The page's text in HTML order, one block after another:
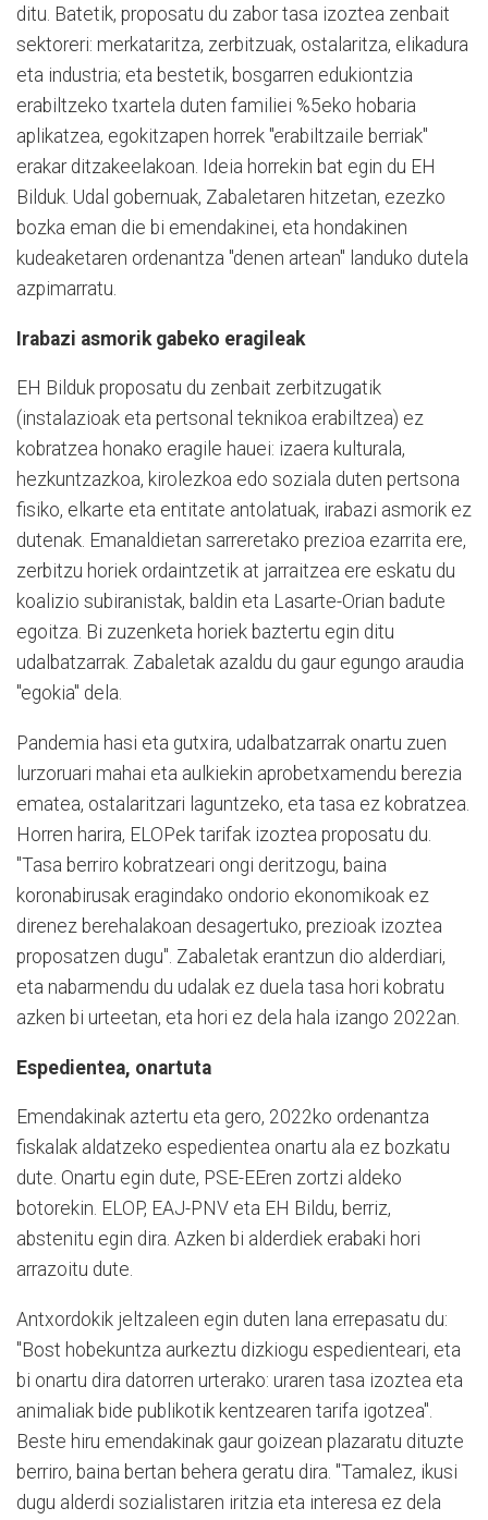
ditu. Batetik, proposatu du zabor tasa izoztea zenbait
sektoreri: merkataritza, zerbitzuak, ostalaritza, elikadura
eta industria; eta bestetik, bosgarren edukiontzia
erabiltzeko txartela duten familiei %5eko hobaria
aplikatzea, egokitzapen horrek "erabiltzaile berriak"
erakar ditzakeelakoan. Ideia horrekin bat egin du EH
Bilduk. Udal gobernuak, Zabaletaren hitzetan, ezezko
bozka eman die bi emendakinei, eta hondakinen
kudeaketaren ordenantza "denen artean" landuko dutela
azpimarratu.
Irabazi asmorik gabeko eragileak
EH Bilduk proposatu du zenbait zerbitzugatik
(instalazioak eta pertsonal teknikoa erabiltzea) ez
kobratzea honako eragile hauei: izaera kulturala,
hezkuntzazkoa, kirolezkoa edo soziala duten pertsona
fisiko, elkarte eta entitate antolatuak, irabazi asmorik ez
dutenak. Emanaldietan sarreretako prezioa ezarrita ere,
zerbitzu horiek ordaintzetik at jarraitzea ere eskatu du
koalizio subiranistak, baldin eta Lasarte-Orian badute
egoitza. Bi zuzenketa horiek baztertu egin ditu
udalbatzarrak. Zabaletak azaldu du gaur egungo araudia
"egokia" dela.
Pandemia hasi eta gutxira, udalbatzarrak onartu zuen
lurzoruari mahai eta aulkiekin aprobetxamendu berezia
ematea, ostalaritzari laguntzeko, eta tasa ez kobratzea.
Horren harira, ELOPek tarifak izoztea proposatu du.
"Tasa berriro kobratzeari ongi deritzogu, baina
koronabirusak eragindako ondorio ekonomikoak ez
direnez berehalakoan desagertuko, prezioak izoztea
proposatzen dugu". Zabaletak erantzun dio alderdiari,
eta nabarmendu du udalak ez duela tasa hori kobratu
azken bi urteetan, eta hori ez dela hala izango 2022an.
Espedientea, onartuta
Emendakinak aztertu eta gero, 2022ko ordenantza
fiskalak aldatzeko espedientea onartu ala ez bozkatu
dute. Onartu egin dute, PSE-EEren zortzi aldeko
botorekin. ELOP, EAJ-PNV eta EH Bildu, berriz,
abstenitu egin dira. Azken bi alderdiek erabaki hori
arrazoitu dute.
Antxordokik jeltzaleen egin duten lana errepasatu du:
"Bost hobekuntza aurkeztu dizkiogu espedienteari, eta
bi onartu dira datorren urterako: uraren tasa izoztea eta
animaliak bide publikotik kentzearen tarifa igotzea".
Beste hiru emendakinak gaur goizean plazaratu dituzte
berriro, baina bertan behera geratu dira. "Tamalez, ikusi
dugu alderdi sozialistaren iritzia eta interesa ez dela